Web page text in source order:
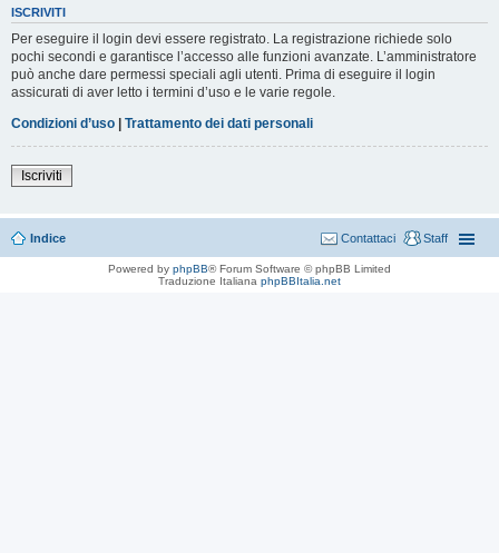
ISCRIVITI
Per eseguire il login devi essere registrato. La registrazione richiede solo
pochi secondi e garantisce l’accesso alle funzioni avanzate. L’amministratore
può anche dare permessi speciali agli utenti. Prima di eseguire il login
assicurati di aver letto i termini d’uso e le varie regole.
Condizioni d’uso | Trattamento dei dati personali
Iscriviti
Indice Staff
Contattaci
Powered by phpBB® Forum Software © phpBB Limited
Traduzione Italiana phpBBItalia.net